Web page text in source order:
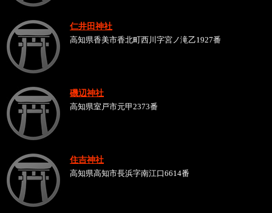
仁井田神社
高知県香美市香北町西川字宮ノ滝乙1927番
磯辺神社
高知県室戸市元甲2373番
住吉神社
高知県高知市長浜字南江口6614番